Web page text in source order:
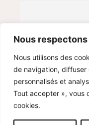
Nous
Nous utilisons des
de navigation, diffuser
personnalisés et
Tout accepter », vous
cookies.